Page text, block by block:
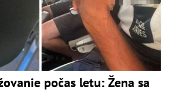
počas letu: Žena sa